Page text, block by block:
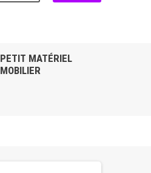
PETIT MATÉRIEL
MOBILIER